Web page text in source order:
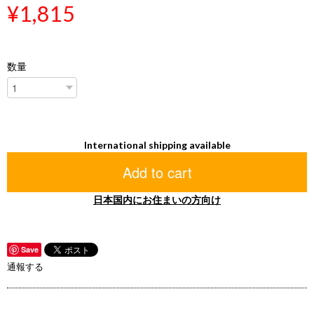
¥1,815
数量
International shipping available
Add to cart
日本国内にお住まいの方向け
Save
通報する